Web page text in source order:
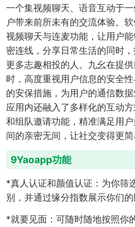
一个集视频聊天、语音互动于
户带来前所未有的交流体验。
视频聊天与连麦功能，让用户
密连线，分享日常生活的同时
更多志趣相投的人。九幺在提
时，高度重视用户信息的安全
的安保措施，为用户的通信数据
应用内还融入了多样化的互动
和组队邀请功能，精准满足用
间的亲密无间，让社交变得更简
9Yaoapp功能
*真人认证和颜值认证：为你筛
别，并通过缘分指数展示你们
*就要见面：可随时随地按照你